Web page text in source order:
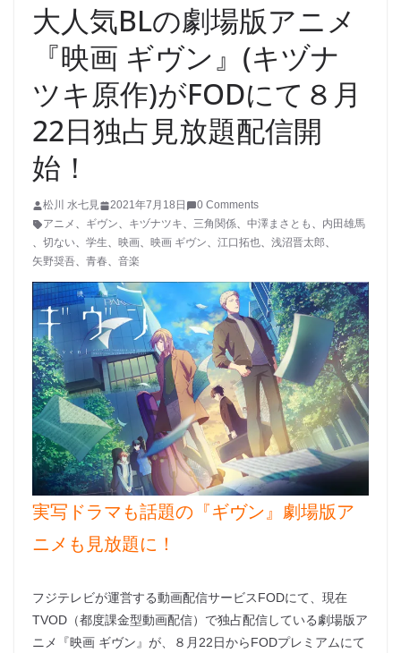
大人気BLの劇場版アニメ
『映画 ギヴン』(キヅナ
ツキ原作)がFODにて８月
22日独占見放題配信開
始！
松川 水七見 2021年7月18日
0 Comments
アニメ 、 ギヴン、 キヅナツキ、 三角関係、 中澤まさとも 、 内田雄馬
、 切ない、 学生、 映画、 映画 ギヴン、 江口拓也、 浅沼晋太郎、
矢野奨吾、 青春、 音楽
実写ドラマも話題の『ギヴン』劇場版ア
ニメも見放題に！
フジテレビが運営する動画配信サービスFODにて、現在
TVOD（都度課金型動画配信）で独占配信している劇場版ア
ニメ『映画 ギヴン』が、８月22日からFODプレミアムにて